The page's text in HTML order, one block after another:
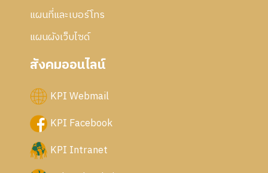
แผนที่และเบอร์โทร
แผนผังเว็บไซด์
สังคมออนไลน์
KPI Webmail
KPI Facebook
KPI Intranet